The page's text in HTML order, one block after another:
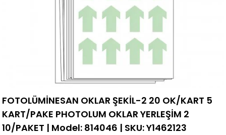
FOTOLÜMİNESAN OKLAR ŞEKİL-2 20 OK/KART 5
KART/PAKE PHOTOLUM OKLAR YERLEŞİM 2
10/PAKET | Model: 814046 | SKU: Y1462123